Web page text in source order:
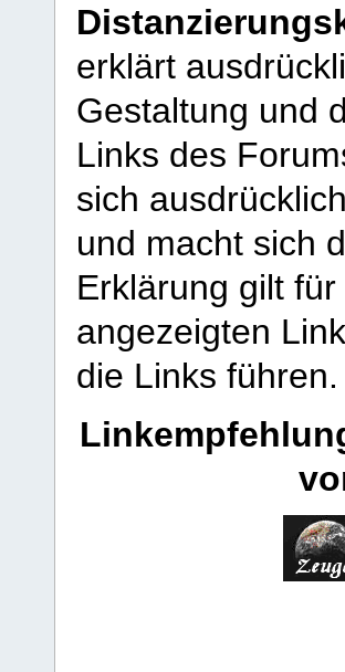
erklärt
Gestaltung und
Links des
sich
und macht sich
Erklärung gilt
angezeigten
die Links führen.